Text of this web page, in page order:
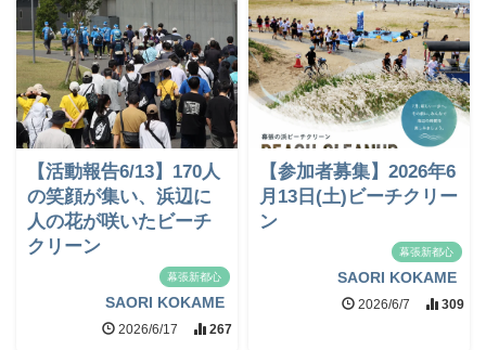
【活動報告6/13】170人
の笑顔が集い、浜辺に
人の花が咲いたビーチ
クリーン
幕張新都心
SAORI KOKAME
2026/6/17 267
【参加者募集】2026年6
月13日(土)ビーチクリー
ン
幕張新都心
SAORI KOKAME
2026/6/7 309